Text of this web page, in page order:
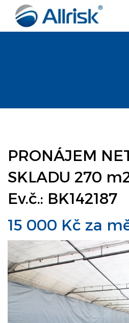
PRONÁJEM
SKLADU 270
Ev.č.: BK142187
15 000 Kč za